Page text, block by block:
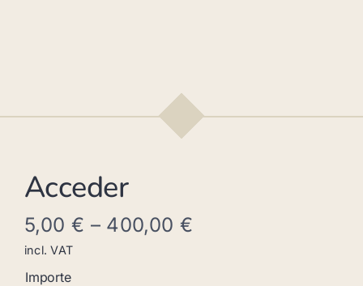
Acceder
5,00 € – 400,00 €
incl. VAT
Importe